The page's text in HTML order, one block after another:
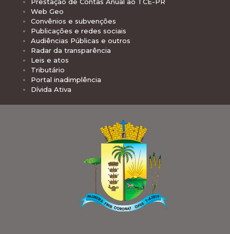
Web Geo
Convênios e subvenções
Publicações e redes sociais
Audiências Públicas e outros
Radar da transparência
Leis e atos
Tributário
Portal inadimplência
Dívida Ativa